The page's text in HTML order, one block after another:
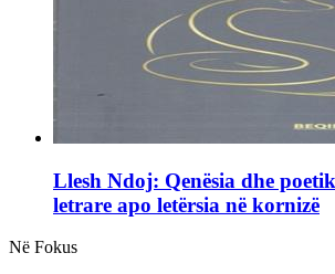
Llesh Ndoj: Qenësia dhe
letrare apo letërsia në kornizë
Në Fokus